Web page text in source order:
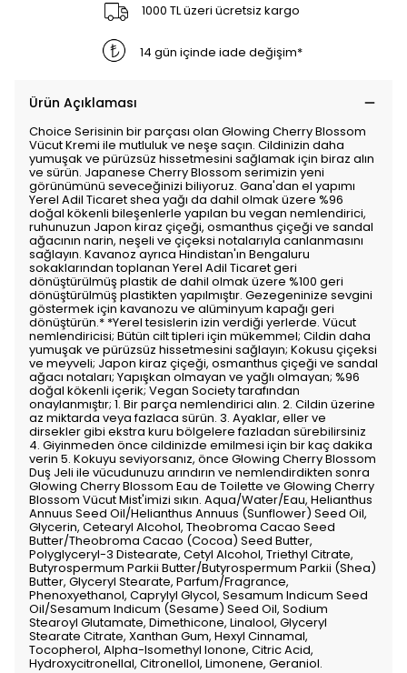
1000 TL üzeri ücretsiz kargo
14 gün içinde iade değişim*
Ürün Açıklaması
Choice Serisinin bir parçası olan Glowing Cherry Blossom
Vücut Kremi ile mutluluk ve neşe saçın. Cildinizin daha
yumuşak ve pürüzsüz hissetmesini sağlamak için biraz alın
ve sürün. Japanese Cherry Blossom serimizin yeni
görünümünü seveceğinizi biliyoruz. Gana'dan el yapımı
Yerel Adil Ticaret shea yağı da dahil olmak üzere %96
doğal kökenli bileşenlerle yapılan bu vegan nemlendirici,
ruhunuzun Japon kiraz çiçeği, osmanthus çiçeği ve sandal
ağacının narin, neşeli ve çiçeksi notalarıyla canlanmasını
sağlayın. Kavanoz ayrıca Hindistan'ın Bengaluru
sokaklarından toplanan Yerel Adil Ticaret geri
dönüştürülmüş plastik de dahil olmak üzere %100 geri
dönüştürülmüş plastikten yapılmıştır. Gezegeninize sevgini
göstermek için kavanozu ve alüminyum kapağı geri
dönüştürün.* *Yerel tesislerin izin verdiği yerlerde. Vücut
nemlendiricisi; Bütün cilt tipleri için mükemmel; Cildin daha
yumuşak ve pürüzsüz hissetmesini sağlayın; Kokusu çiçeksi
ve meyveli; Japon kiraz çiçeği, osmanthus çiçeği ve sandal
ağacı notaları; Yapışkan olmayan ve yağlı olmayan; %96
doğal kökenli içerik; Vegan Society tarafından
onaylanmıştır; 1. Bir parça nemlendirici alın. 2. Cildin üzerine
az miktarda veya fazlaca sürün. 3. Ayaklar, eller ve
dirsekler gibi ekstra kuru bölgelere fazladan sürebilirsiniz
4. Giyinmeden önce cildinizde emilmesi için bir kaç dakika
verin 5. Kokuyu seviyorsanız, önce Glowing Cherry Blossom
Duş Jeli ile vücudunuzu arındırın ve nemlendirdikten sonra
Glowing Cherry Blossom Eau de Toilette ve Glowing Cherry
Blossom Vücut Mist'imizi sıkın. Aqua/Water/Eau, Helianthus
Annuus Seed Oil/Helianthus Annuus (Sunflower) Seed Oil,
Glycerin, Cetearyl Alcohol, Theobroma Cacao Seed
Butter/Theobroma Cacao (Cocoa) Seed Butter,
Polyglyceryl-3 Distearate, Cetyl Alcohol, Triethyl Citrate,
Butyrospermum Parkii Butter/Butyrospermum Parkii (Shea)
Butter, Glyceryl Stearate, Parfum/Fragrance,
Phenoxyethanol, Caprylyl Glycol, Sesamum Indicum Seed
Oil/Sesamum Indicum (Sesame) Seed Oil, Sodium
Stearoyl Glutamate, Dimethicone, Linalool, Glyceryl
Stearate Citrate, Xanthan Gum, Hexyl Cinnamal,
Tocopherol, Alpha-Isomethyl Ionone, Citric Acid,
Hydroxycitronellal, Citronellol, Limonene, Geraniol.